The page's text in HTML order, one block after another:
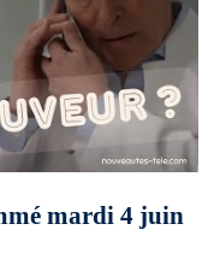
mardi 4 juin